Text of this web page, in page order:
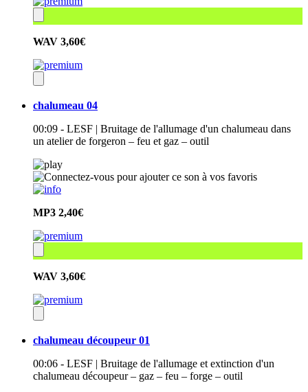
WAV 3,60€
chalumeau 04
00:09 - LESF | Bruitage de l'allumage d'un chalumeau dans
un atelier de forgeron – feu et gaz – outil
MP3 2,40€
WAV 3,60€
chalumeau découpeur 01
00:06 - LESF | Bruitage de l'allumage et extinction d'un
chalumeau découpeur – gaz – feu – forge – outil